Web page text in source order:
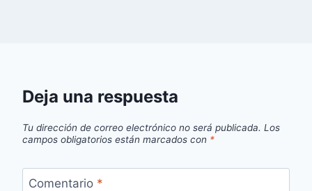
Deja una respuesta
Tu dirección de correo electrónico no será publicada. Los
campos obligatorios están marcados con *
Comentario *